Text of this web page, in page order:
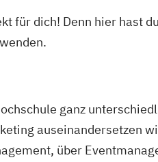
für dich! Denn hier hast
ganz
auseinandersetzen
über